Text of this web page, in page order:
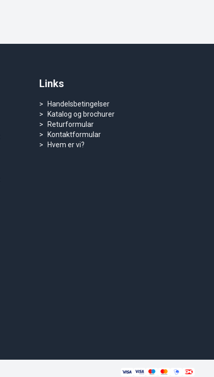
Links
Handelsbetingelser
Katalog og brochurer
Returformular
Kontaktformular
Hvem er vi?